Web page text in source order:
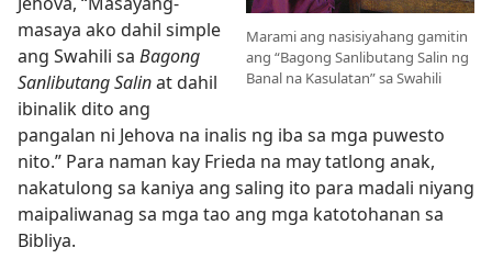
Marami ang nasisiyahang gamitin
ang “Bagong Sanlibutang Salin ng
Banal na Kasulatan” sa Swahili
masaya ako dahil simple
ang Swahili sa Bagong
Sanlibutang Salinat dahil
ibinalik dito ang
pangalan ni Jehova na inalis ng iba sa mga puwesto
nito.” Para naman kay Frieda na may tatlong anak,
nakatulong sa kaniya ang saling ito para madali niyang
maipaliwanag sa mga tao ang mga katotohanan sa
Bibliya.